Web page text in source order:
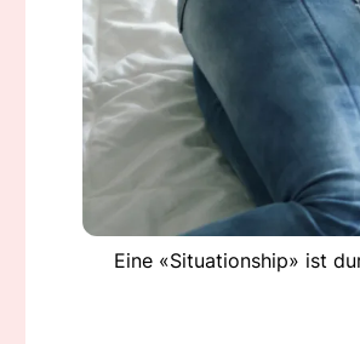
Eine «Situationship» ist